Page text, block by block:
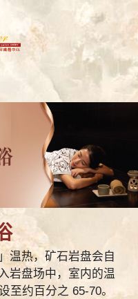
温热，矿石岩盘会自
岩盘场中，室内的温
至约百分之 65-70。